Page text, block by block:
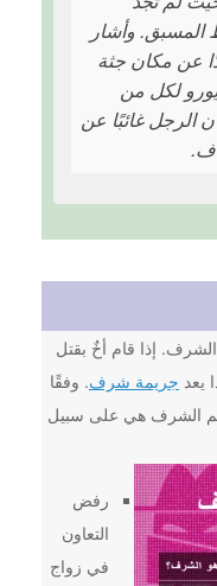
المسبق. وأشار
عن مكان جثة
يلدز. كما أمر بدفع 17,500 يورو لكل من
الرجل غائبًا عن
إذا قام أخٌ بقتل
يعد جريمة شرف. وفقًا
الشرف هي على سبيل
رفض
التعاون
في زواج